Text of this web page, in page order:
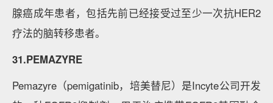
腺癌成年患者，包括先前已经接受过至少一次抗HER2
疗法的脑转移患者。
31.PEMAZYRE
Pemazyre（pemigatinib，培美替尼）是Incyte公司开发